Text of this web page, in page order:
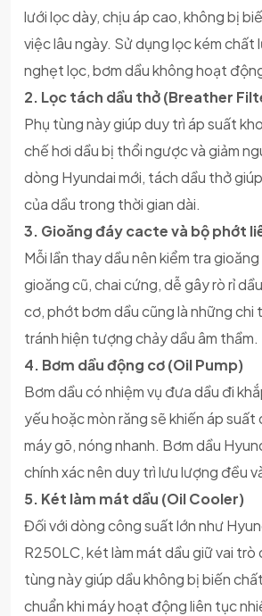
lưới lọc dày, chịu áp cao, không bị
việc lâu ngày. Sử dụng lọc kém chất
nghẹt lọc, bơm dầu không hoạt
2. Lọc tách dầu thở (Breather
Phụ tùng này giúp duy trì áp suất
chế hơi dầu bị thổi ngược và giảm
dòng Hyundai mới, tách dầu thở
của dầu trong thời gian dài.
3. Gioăng đáy cacte và bộ phớt
Mỗi lần thay dầu nên kiểm tra
gioăng cũ, chai cứng, dễ gây rò rỉ
cơ, phớt bơm dầu cũng là những chi
tránh hiện tượng chảy dầu âm thầm.
4. Bơm dầu động cơ (Oil Pump)
Bơm dầu có nhiệm vụ đưa dầu đi
yếu hoặc mòn răng sẽ khiến áp suất
máy gõ, nóng nhanh. Bơm dầu
chính xác nên duy trì lưu lượng đều
5. Két làm mát dầu (Oil Cooler)
Đối với dòng công suất lớn như
R250LC, két làm mát dầu giữ vai trò
tùng này giúp dầu không bị biến
chuẩn khi máy hoạt động liên tục